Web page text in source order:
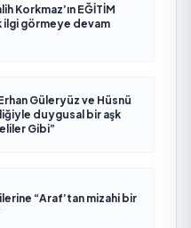
Korkmaz’ın EĞİTİM
ilgi görmeye devam
Güleryüz ve Hüsnü
duygusal bir aşk
Gibi”
“Araf’tan mizahi bir